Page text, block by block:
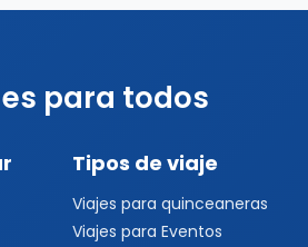
para todos
Tipos de viaje
Viajes para quinceaneras
Viajes para Eventos